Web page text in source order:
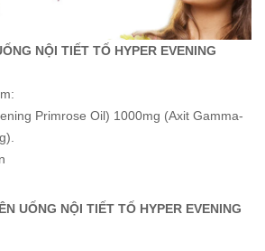
NỘI TIẾT TỐ HYPER EVENING
Primrose Oil) 1000mg (Axit Gamma-
UỐNG NỘI TIẾT TỐ HYPER EVENING